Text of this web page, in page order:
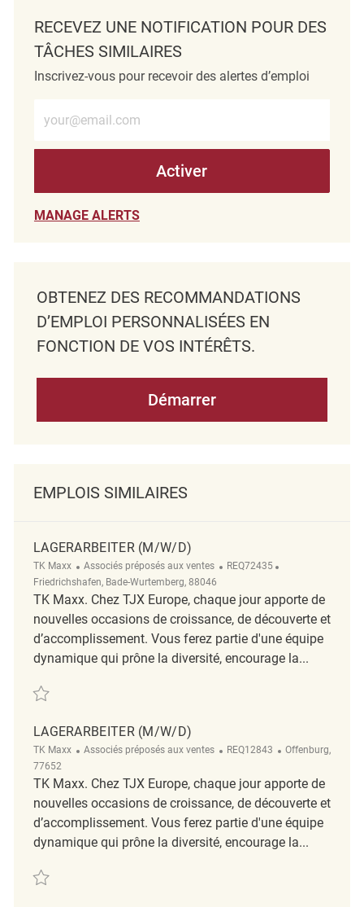
RECEVEZ UNE NOTIFICATION POUR DES
TÂCHES SIMILAIRES
Inscrivez-vous pour recevoir des alertes d’emploi
Activer
MANAGE ALERTS
OBTENEZ DES RECOMMANDATIONS
D’EMPLOI PERSONNALISÉES EN
FONCTION DE VOS INTÉRÊTS.
Démarrer
EMPLOIS SIMILAIRES
LAGERARBEITER (M/W/D)
TK Maxx Catégorie
Associés préposés aux ventes ReqId
REQ72435
Friedrichshafen, Bade-Wurtemberg, 88046
TK Maxx. Chez TJX Europe, chaque jour apporte de
nouvelles occasions de croissance, de découverte et
d’accomplissement. Vous ferez partie d'une équipe
dynamique qui prône la diversité, encourage la...
Sauvegarder Lagerarbeiter (m/w/d) REQ72435
LAGERARBEITER (M/W/D)
TK Maxx Catégorie
Associés préposés aux ventes ReqId
REQ12843 Emplacement
Offenburg,
77652
TK Maxx. Chez TJX Europe, chaque jour apporte de
nouvelles occasions de croissance, de découverte et
d’accomplissement. Vous ferez partie d'une équipe
dynamique qui prône la diversité, encourage la...
Sauvegarder Lagerarbeiter (m/w/d) REQ12843